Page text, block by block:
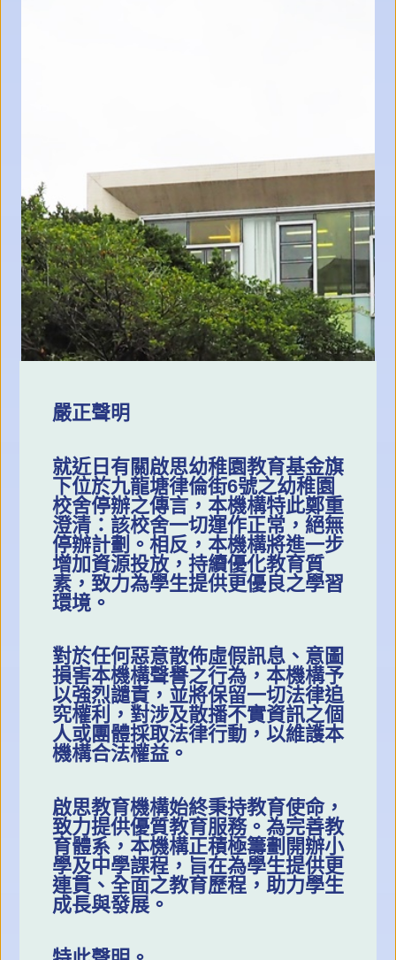
嚴正聲明
就近日有關啟思幼稚園教育基金旗
下位於九龍塘律倫街6號之幼稚園
校舍停辦之傳言，本機構特此鄭重
澄清：該校舍一切運作正常，絕無
停辦計劃。相反，本機構將進一步
增加資源投放，持續優化教育質
素，致力為學生提供更優良之學習
環境。
對於任何惡意散佈虛假訊息、意圖
損害本機構聲譽之行為，本機構予
以強烈譴責，並將保留一切法律追
究權利，對涉及散播不實資訊之個
人或團體採取法律行動，以維護本
機構合法權益。
啟思教育機構始終秉持教育使命，
致力提供優質教育服務。為完善教
育體系，本機構正積極籌劃開辦小
學及中學課程，旨在為學生提供更
連貫、全面之教育歷程，助力學生
成長與發展。